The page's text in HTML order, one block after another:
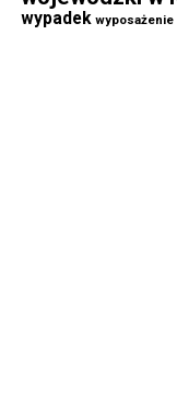
wypadek wyposażenie